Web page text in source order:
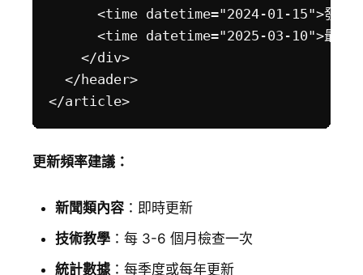
<time datetime="2024-01-15">發布
<time datetime="2025-03-10">最後
    </div>
  </header>
更新頻率建議：
新聞類內容 ：即時更新
技術教學 ：每 3-6 個月檢查一次
統計數據 ：每季度或每年更新